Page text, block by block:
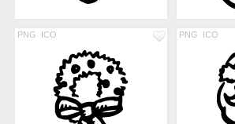
PNG ICO PNG ICO